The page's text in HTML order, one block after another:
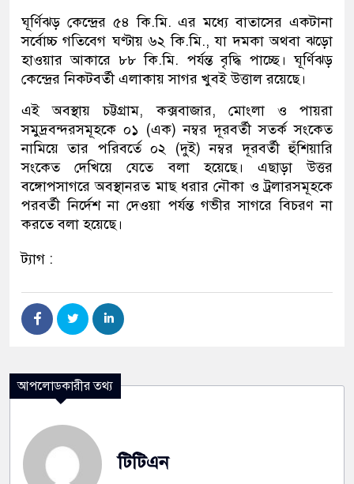
ঘূর্ণিঝড় কেন্দ্রের ৫৪ কি.মি. এর মধ্যে বাতাসের একটানা
সর্বোচ্চ গতিবেগ ঘণ্টায় ৬২ কি.মি., যা দমকা অথবা ঝড়ো
হাওয়ার আকারে ৮৮ কি.মি. পর্যন্ত বৃদ্ধি পাচ্ছে। ঘূর্ণিঝড়
কেন্দ্রের নিকটবর্তী এলাকায় সাগর খুবই উত্তাল রয়েছে।
এই অবস্থায় চট্টগ্রাম, কক্সবাজার, মোংলা ও পায়রা
সমুদ্রবন্দরসমূহকে ০১ (এক) নম্বর দূরবর্তী সতর্ক সংকেত
নামিয়ে তার পরিবর্তে ০২ (দুই) নম্বর দূরবর্তী হুঁশিয়ারি
সংকেত দেখিয়ে যেতে বলা হয়েছে। এছাড়া উত্তর
বঙ্গোপসাগরে অবস্থানরত মাছ ধরার নৌকা ও ট্রলারসমূহকে
পরবর্তী নির্দেশ না দেওয়া পর্যন্ত গভীর সাগরে বিচরণ না
করতে বলা হয়েছে।
ট্যাগ :
আপলোডকারীর তথ্য
টিটিএন